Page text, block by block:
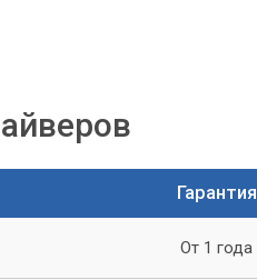
Гарантия
От 1 года